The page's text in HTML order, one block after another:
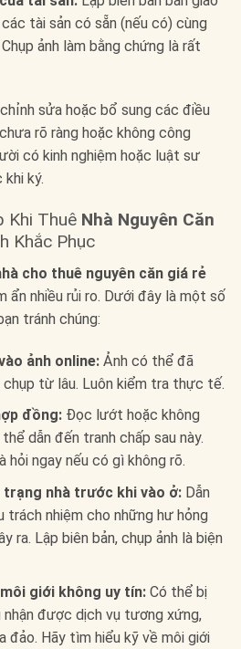
tài sản có sẵn (nếu có) cùng
ảnh làm bằng chứng là rất
sửa hoặc bổ sung các điều
rõ ràng hoặc không công
có kinh nghiệm hoặc luật sư
ký.
Khi Thuê Nhà Nguyên Căn
Khắc Phục
cho thuê nguyên căn giá rẻ
ẩn nhiều rủi ro. Dưới đây là một số
tránh chúng:
ảnh online:Ảnh có thể đã
từ lâu. Luôn kiểm tra thực tế.
đồng:Đọc lướt hoặc không
dẫn đến tranh chấp sau này.
hỏi ngay nếu có gì không rõ.
nhà trước khi vào ở:Dẫn
trách nhiệm cho những hư hỏng
ra. Lập biên bản, chụp ảnh là biện
giới không uy tín:Có thể bị
nhận được dịch vụ tương xứng,
đảo. Hãy tìm hiểu kỹ về môi giới